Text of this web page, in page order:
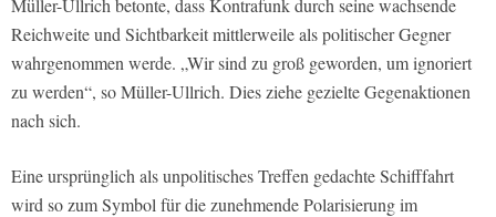
Reichweite und Sichtbarkeit mittlerweile als politischer Gegner
wahrgenommen werde. „Wir sind zu groß geworden, um ignoriert
zu werden“, so Müller-Ullrich. Dies ziehe gezielte Gegenaktionen
nach sich.
Eine ursprünglich als unpolitisches Treffen gedachte Schifffahrt
wird so zum Symbol für die zunehmende Polarisierung im